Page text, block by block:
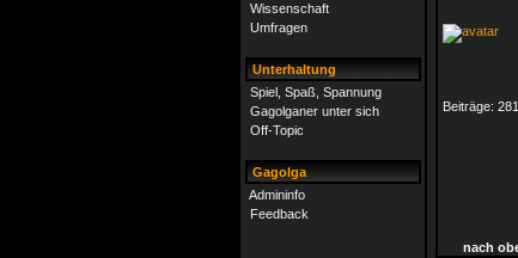
Wissenschaft
Umfragen
Unterhaltung
Spiel, Spaß, Spannung
Gagolganer unter sich
Off-Topic
Gagolga
Admininfo
Feedback
Beiträge: 281
nach